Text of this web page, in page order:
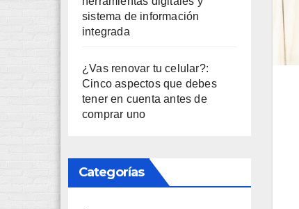
sistema de información
integrada
¿Vas renovar tu celular?:
Cinco aspectos que debes
tener en cuenta antes de
comprar uno
Categorías